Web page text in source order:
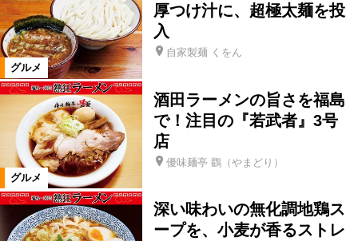
寿司 魚料理 天ぷら・串揚げ
食事処・レストラン
お好み焼き・もんじゃ たこ焼き
肉料理 ステーキ・鉄板焼き
焼肉 しゃぶしゃぶ とんかつ
グルメ
厚つけ汁に、超極太麺を投
入
自家製麺 くをん
グルメ
酒田ラーメンの旨さを福島
で！注目の『若武者』3号
店
優味麺亭 鸐（やまどり）
深い味わいの無化調地鶏ス
ープを、小麦が香るストレ